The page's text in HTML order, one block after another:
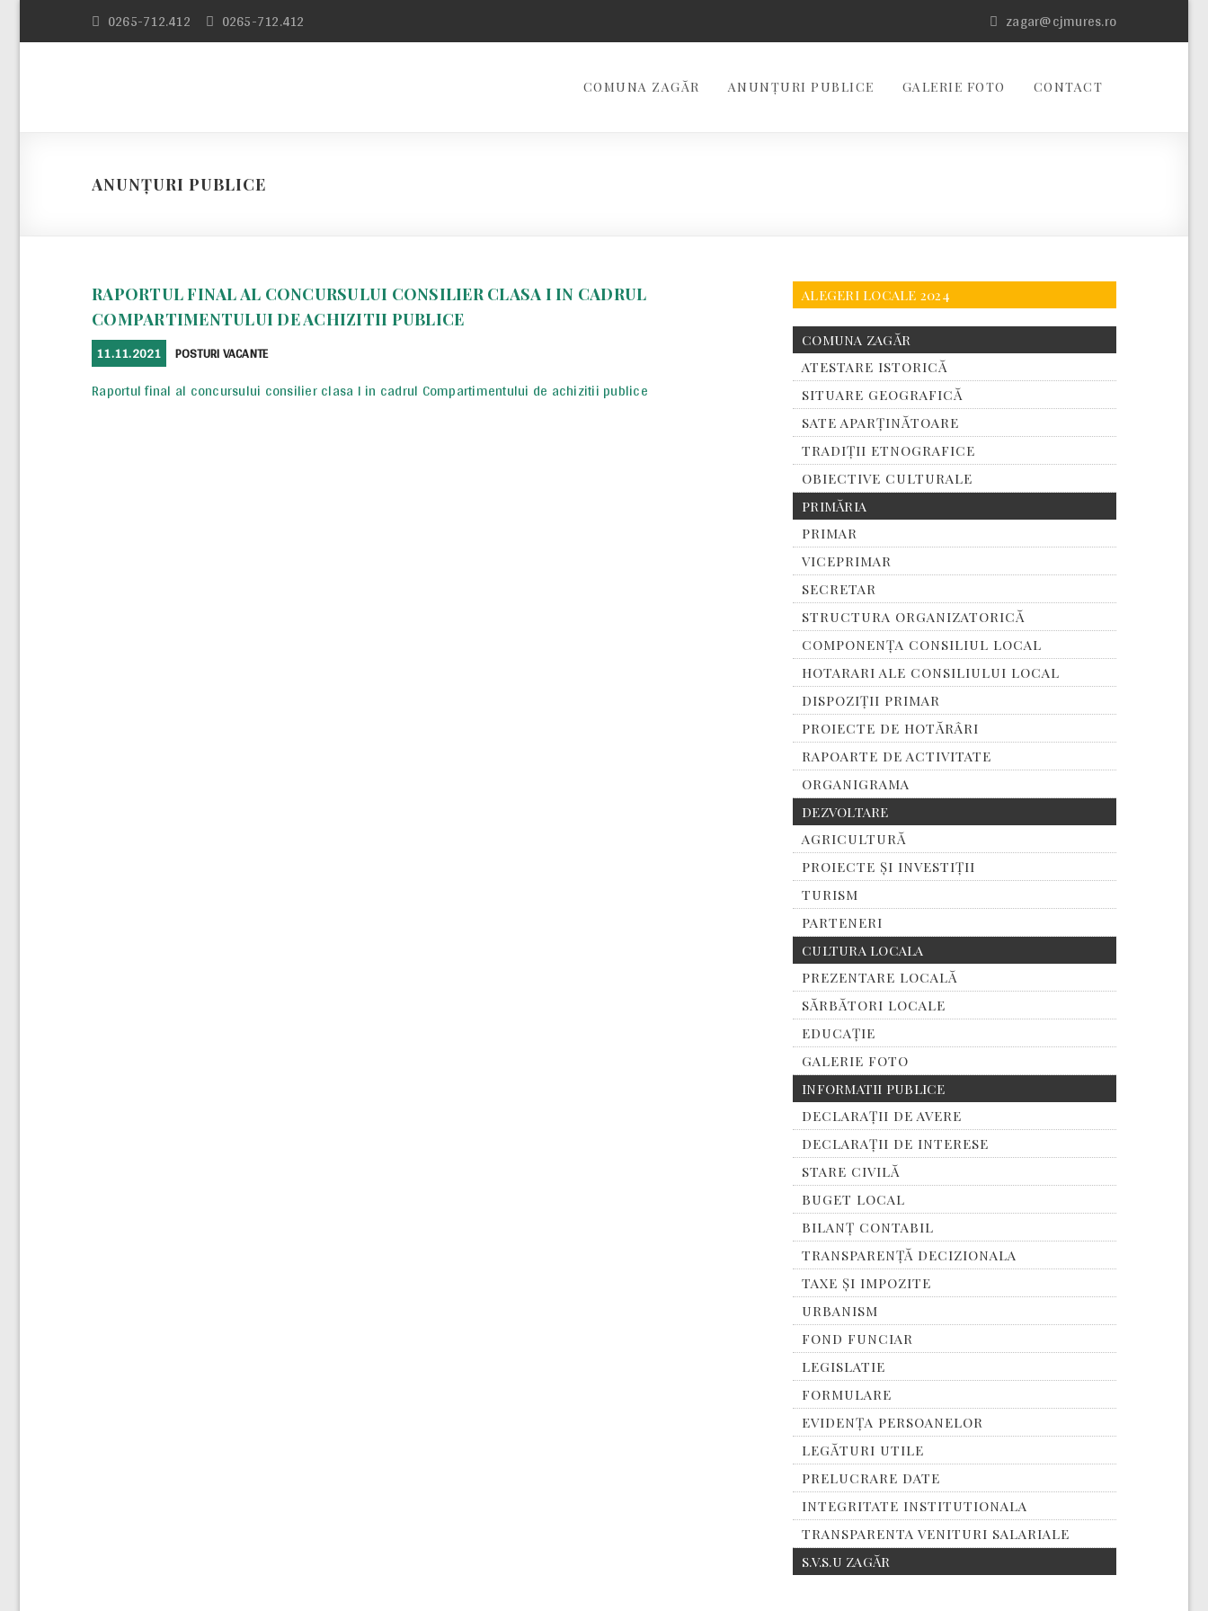
0265-712.412 0265-712.412 zagar@cjmures.ro
COMUNA ZAGĂR ANUNȚURI PUBLICE GALERIE FOTO CONTACT
ANUNȚURI PUBLICE
RAPORTUL FINAL AL CONCURSULUI CONSILIER CLASA I IN CADRUL
COMPARTIMENTULUI DE ACHIZITII PUBLICE
POSTED
ON
11.11.2021 CATEGORIES
POSTURI VACANTE
Raportul final al concursului consilier clasa I in cadrul Compartimentului de achizitii publice
ALEGERI LOCALE 2024
COMUNA ZAGĂR
ATESTARE ISTORICĂ
SITUARE GEOGRAFICĂ
SATE APARȚINĂTOARE
TRADIȚII ETNOGRAFICE
OBIECTIVE CULTURALE
PRIMĂRIA
PRIMAR
VICEPRIMAR
SECRETAR
STRUCTURA ORGANIZATORICĂ
COMPONENȚA CONSILIUL LOCAL
HOTARARI ALE CONSILIULUI LOCAL
DISPOZIȚII PRIMAR
PROIECTE DE HOTĂRÂRI
RAPOARTE DE ACTIVITATE
ORGANIGRAMA
DEZVOLTARE
AGRICULTURĂ
PROIECTE ȘI INVESTIȚII
TURISM
PARTENERI
CULTURA LOCALA
PREZENTARE LOCALĂ
SĂRBĂTORI LOCALE
EDUCAȚIE
GALERIE FOTO
INFORMATII PUBLICE
DECLARAȚII DE AVERE
DECLARAȚII DE INTERESE
STARE CIVILĂ
BUGET LOCAL
BILANȚ CONTABIL
TRANSPARENȚĂ DECIZIONALA
TAXE ȘI IMPOZITE
URBANISM
FOND FUNCIAR
LEGISLATIE
FORMULARE
EVIDENȚA PERSOANELOR
LEGĂTURI UTILE
PRELUCRARE DATE
INTEGRITATE INSTITUTIONALA
TRANSPARENTA VENITURI SALARIALE
S.V.S.U ZAGĂR